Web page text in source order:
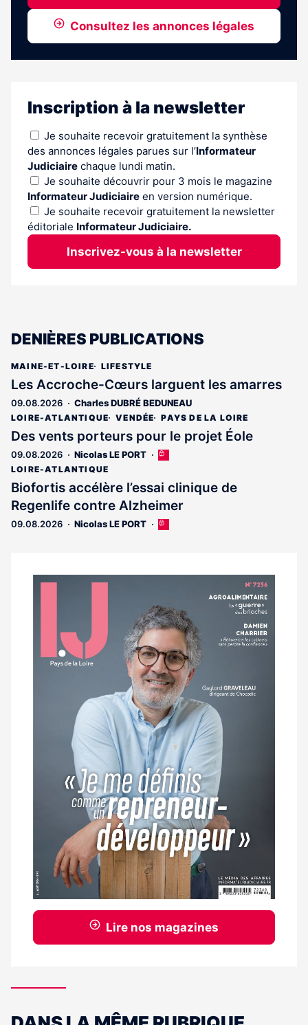
Consultez les annonces légales
Inscription à la newsletter
Je souhaite recevoir gratuitement la synthèse
des annonces légales parues sur l’Informateur
Judiciaire chaque lundi matin.
Je souhaite découvrir pour 3 mois le magazine
Informateur Judiciaire en version numérique.
Je souhaite recevoir gratuitement la newsletter
éditoriale Informateur Judiciaire.
Inscrivez-vous à la newsletter
DENIÈRES PUBLICATIONS
MAINE-ET-LOIRE LIFESTYLE
Les Accroche-Cœurs larguent les amarres
09.08.2026 Charles DUBRÉ BEDUNEAU
LOIRE-ATLANTIQUE VENDÉE PAYS DE LA LOIRE
Des vents porteurs pour le projet Éole
09.08.2026 Nicolas LE PORT
Cet
est
réservé
aux
abonnés
LOIRE-ATLANTIQUE
Biofortis accélère l’essai clinique de
Regenlife contre Alzheimer
09.08.2026 Nicolas LE PORT
Cet
aux
Notre
magazine
Lire nos magazines